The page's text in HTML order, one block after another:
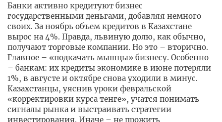
Банки активно кредитуют бизнес
государственными деньгами, добавляя немного
своих. За ноябрь объем кредитов в Казахстане
вырос на 4%. Правда, львиную долю, как обычно,
получают торговые компании. Но это – вторично.
Главное – «подкачать мышцы» бизнесу. Особенно
– банкам: их кредиты экономике в июне потеряли
1%, в августе и октябре снова уходили в минус.
Казахстанцы, уяснив уроки февральской
«корректировки курса тенге», учатся понимать
сигналы рынка и выстраивать стратегии
инвестирования. Иначе – не прожить